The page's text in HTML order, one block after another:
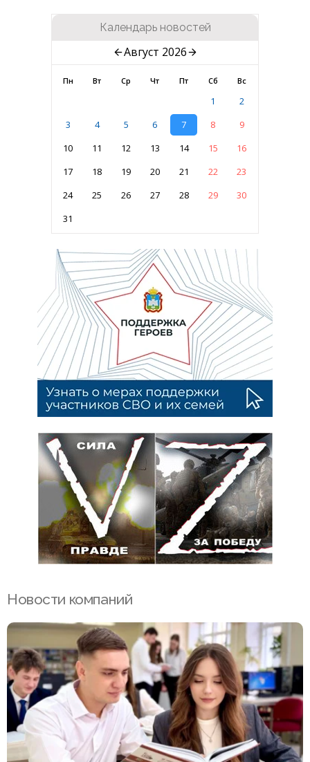
Календарь новостей
Август 2026
Пн Вт Ср Чт Пт Сб Вс
1
2
3
4 5 6 7 8
9
10
11 12 13 14 15
16
17
18 19 20 21 22
23
24
25 26 27 28 29
30
31
Новости компаний